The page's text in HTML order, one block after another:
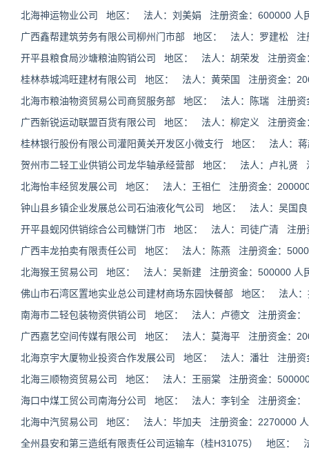
北海神运物业公司 地区： 法人：刘美娟 注册资金：600000 人
广西鑫帮建筑劳务有限公司柳州门市部 地区： 法人：罗建松 注
开平县粮食局沙塘粮油购销公司 地区： 法人：胡荣发 注册资金
桂林恭城鸿旺建材有限公司 地区： 法人：黄荣国 注册资金：
北海市粮油物资贸易公司商贸服务部 地区： 法人：陈瑞 注册资
广西新锐运动联盟百货有限公司 地区： 法人：柳定义 注册资金
桂林银行股份有限公司灌阳黄关开发区小微支行 地区： 法人：
贺州市二轻工业供销公司龙华轴承经营部 地区： 法人：卢礼贤
北海怡丰经贸发展公司 地区： 法人：王祖仁 注册资金：
钟山县乡镇企业发展总公司石油液化气公司 地区： 法人：吴国
开平县蚬冈供销综合公司糖饼门市 地区： 法人：司徒广清 注册
广西丰龙拍卖有限责任公司 地区： 法人：陈燕 注册资金：
北海猴王贸易公司 地区： 法人：吴新建 注册资金：500000 人
佛山市石湾区置地实业总公司建材商场东园快餐部 地区： 法人
南海市二轻包装物资供销公司 地区： 法人：卢德文 注册资金：
广西嘉艺空间传媒有限公司 地区： 法人：莫海平 注册资金：
北海京宇大厦物业投资合作发展公司 地区： 法人：潘壮 注册资
北海三顺物资贸易公司 地区： 法人：王丽棠 注册资金：
海口中煤工贸公司南海分公司 地区： 法人：李钊全 注册资金：
北海中汽贸易公司 地区： 法人：毕加夫 注册资金：2270000
全州县安和第三造纸有限责任公司运输车（桂H31075） 地区：